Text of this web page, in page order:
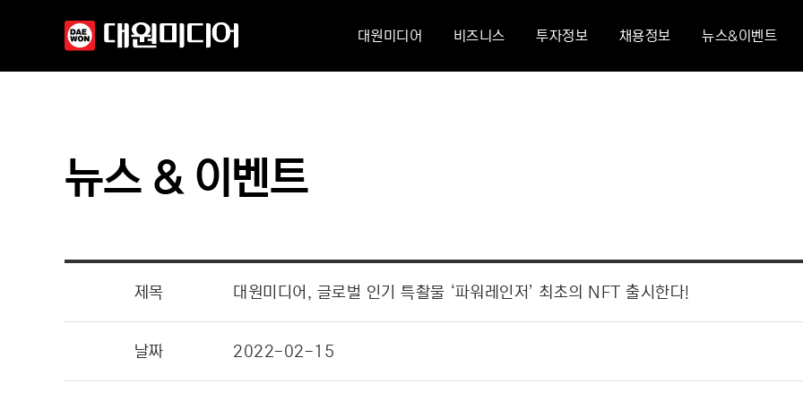
대원미디어 비즈니스 투자정보 채용정보 뉴스&이벤트
뉴스 & 이벤트
제목 대원미디어, 글로벌 인기 특촬물 ‘파워레인저’ 최초의 NFT 출시한다!
날짜 2022-02-15